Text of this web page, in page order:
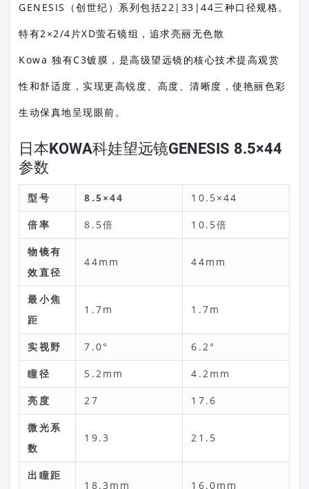
GENESIS（创世纪）系列包括22|33|44三种口径规格。
特有2×2/4片XD萤石镜组，追求亮丽无色散
Kowa 独有C3镀膜，是高级望远镜的核心技术提高观赏
性和舒适度，实现更高锐度、高度、清晰度，使艳丽色彩
生动保真地呈现眼前。
日本KOWA科娃望远镜GENESIS 8.5×44
参数
型号 8.5×44 10.5×44
倍率 8.5倍 10.5倍
物镜有
效直径
44mm 44mm
最小焦
距
1.7m 1.7m
实视野 7.0° 6.2°
瞳径 5.2mm 4.2mm
亮度 27 17.6
微光系
数
19.3 21.5
出瞳距
18.3mm 16.0mm